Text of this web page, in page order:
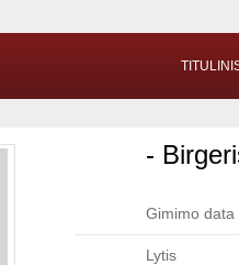
-
Gimimo data
Lytis